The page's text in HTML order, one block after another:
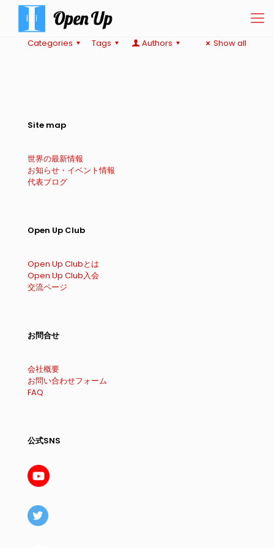
Categories Tags Authors Show all
Site map
世界の最新情報
お知らせ・イベント情報
代表ブログ
Open Up Club
Open Up Clubとは
Open Up Club入会
交流ページ
お問合せ
会社概要
お問い合わせフォーム
FAQ
公式SNS